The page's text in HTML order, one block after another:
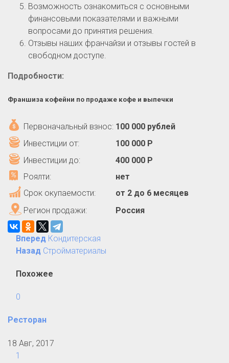
Возможность ознакомиться с основными
финансовыми показателями и важными
вопросами до принятия решения.
Отзывы наших франчайзи и отзывы гостей в
свободном доступе.
Подробности:
Франшиза кофейни по продаже кофе и выпечки
Первоначальный взнос: 100 000 рублей
Инвестиции от:
100 000 Р
Инвестиции до:
400 000 Р
Роялти:
нет
Срок окупаемости:
от 2 до 6 месяцев
Регион продажи:
Россия
Вперед Кондитерская
Назад Стройматериалы
Похожее
0
Ресторан
18 Авг, 2017
1